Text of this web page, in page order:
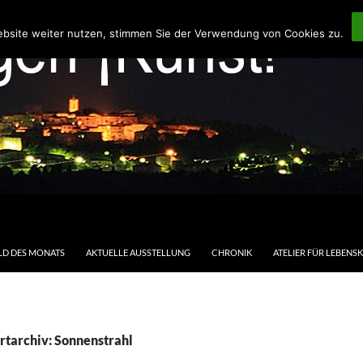
DES MONATS AKTUELLE AUSSTELLUNG CHRONIK ATELIER FÜR
Sonnenstrahl
weiter nutzen, stimmen Sie der Verwendung von Cookies zu.